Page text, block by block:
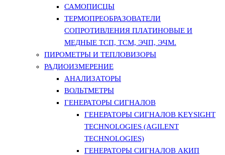
САМОПИСЦЫ
ТЕРМОПРЕОБРАЗОВАТЕЛИ
СОПРОТИВЛЕНИЯ ПЛАТИНОВЫЕ И
МЕДНЫЕ ТСП, ТСМ, ЭЧП, ЭЧМ.
ПИРОМЕТРЫ И ТЕПЛОВИЗОРЫ
РАДИОИЗМЕРЕНИЕ
АНАЛИЗАТОРЫ
ВОЛЬТМЕТРЫ
ГЕНЕРАТОРЫ СИГНАЛОВ
ГЕНЕРАТОРЫ СИГНАЛОВ KEYSIGHT
TECHNOLOGIES (AGILENT
TECHNOLOGIES)
ГЕНЕРАТОРЫ СИГНАЛОВ АКИП